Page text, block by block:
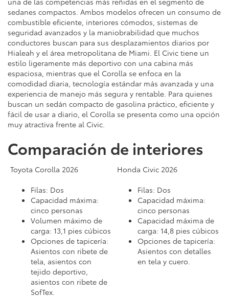
sedanes compactos. Ambos modelos ofrecen un consumo de
combustible eficiente, interiores cómodos, sistemas de
seguridad avanzados y la maniobrabilidad que muchos
conductores buscan para sus desplazamientos diarios por
Hialeah y el área metropolitana de Miami. El Civic tiene un
estilo ligeramente más deportivo con una cabina más
espaciosa, mientras que el Corolla se enfoca en la
comodidad diaria, tecnología estándar más avanzada y una
experiencia de manejo más segura y rentable. Para quienes
buscan un sedán compacto de gasolina práctico, eficiente y
fácil de usar a diario, el Corolla se presenta como una opción
muy atractiva frente al Civic.
Comparación de interiores
Toyota Corolla 2026
Honda Civic 2026
Filas: Dos
Capacidad máxima:
cinco personas
Volumen máximo de
carga: 13,1 pies cúbicos
Opciones de tapicería:
Asientos con ribete de
tela, asientos con
tejido deportivo,
asientos con ribete de
SofTex.
Filas: Dos
Capacidad máxima:
cinco personas
Capacidad máxima de
carga: 14,8 pies cúbicos
Opciones de tapicería:
Asientos con detalles
en tela y cuero.